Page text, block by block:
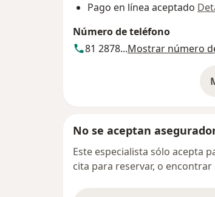
Pago en línea aceptado
Número de teléfono
81 2878...Mostrar número
No se aceptan
Este especialista sólo acepta
cita para reservar, o